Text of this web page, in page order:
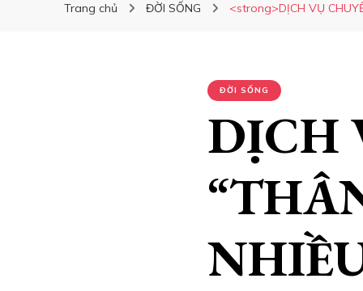
Trang chủ ĐỜI SỐNG <strong>DỊCH VỤ
ĐỜI SỐNG
DỊCH